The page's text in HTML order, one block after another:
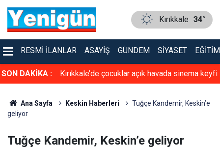
Kırıkkale 34°
RESMI İLANLAR ASAYIŞ GÜNDEM SIYASET EĞITIM
SON DAKİKA :
sinema keyfi Kırıkkale’de uyuşturucu operasyonu!
Ana Sayfa Keskin Haberleri
Tuğçe Kandemir, Keskin’e
geliyor
Tuğçe Kandemir, Keskin’e geliyor